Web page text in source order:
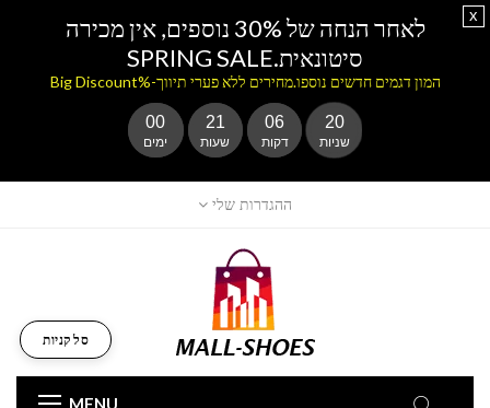
ההגדרות שלי
MENU
סל קניות
לאחר הנחה של 30% נוספים, אין מכירה
סיטונאית.SPRING SALE
המון דגמים חדשים נוספו.מחירים ללא פערי תיווך-%Big Discount
00
ימים
21
שעות
06
דקות
20
שניות
x